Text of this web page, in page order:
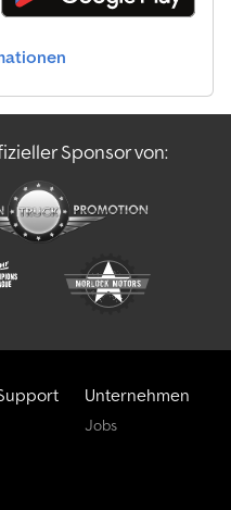
Sponsor von:
Unternehmen
Jobs